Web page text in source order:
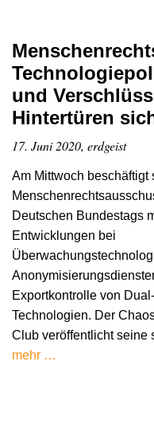
und
Hintertüren
17. Juni 2020, erdgeist
Am Mittwoch beschäftigt
Deutschen Bundestags
Entwicklungen bei
Exportkontrolle von
Technologien. Der
Club veröffentlicht seine
mehr …